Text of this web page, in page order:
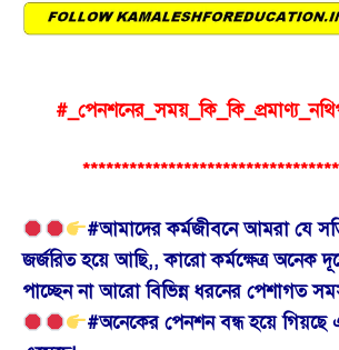
#আমাদের কর্মজীবনে আমরা যে
জর্জরিত হয়ে আছি,, কারো কর্মক্ষেত্র অনেক
পাচ্ছেন না আরো বিভিন্ন ধরনের পেশাগত
#অনেকের পেনশন বন্ধ হয়ে